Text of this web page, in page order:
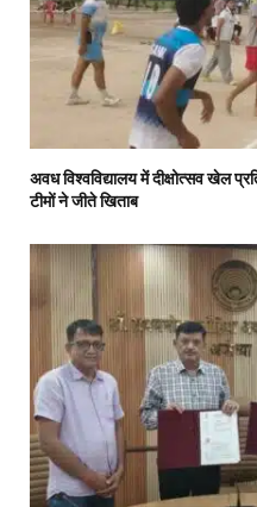
अवध विश्वविद्यालय में दीक्षोत्सव खेल
टीमों ने जीते खिताब